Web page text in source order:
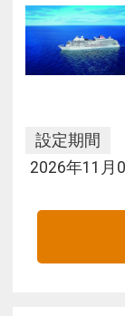
設定期間
2026年11月